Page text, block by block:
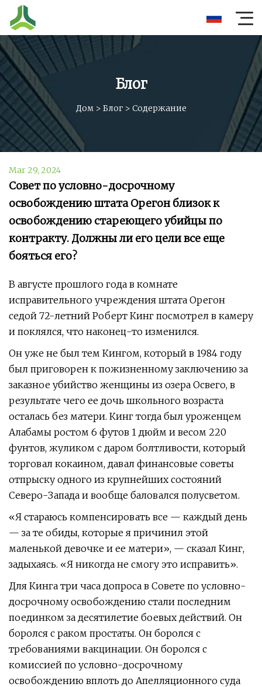
Блог
Дом > Блог> Содержание
Mar 29, 2024
Совет по условно-досрочному
освобождению штата Орегон близок к
освобождению стареющего убийцы по
контракту. Должны ли его цели все еще
бояться его?
В августе прошлого года в комнате
исправительного учреждения штата Орегон
седой 72-летний Роберт Кинг посмотрел в камеру
и поклялся, что наконец-то изменился.
Он уже не был тем Кингом, который в 1984 году
был приговорен к пожизненному заключению за
заказное убийство женщины из озера Освего, в
результате чего ее дочь школьного возраста
осталась без матери. Кинг тогда был уроженцем
Алабамы ростом 6 футов 1 дюйм и весом 220
фунтов, жуликом с даром болтливости, который
торговал кокаином, давал финансовые советы
отпрыску одного из крупнейших состояний
Северо-Запада и вообще баловался полусветом.
«Я стараюсь компенсировать все — каждый день
— за те обиды, которые я причинил этой
маленькой девочке и ее матери», — сказал Кинг,
задыхаясь. «Я никогда не смогу это исправить».
Для Кинга три часа допроса в Совете по условно-
досрочному освобождению стали последним
поединком за десятилетие боевых действий. Он
боролся с раком простаты. Он боролся с
требованиями вакцинации. Он боролся с
комиссией по условно-досрочному
освобождению вплоть до Апелляционного суда